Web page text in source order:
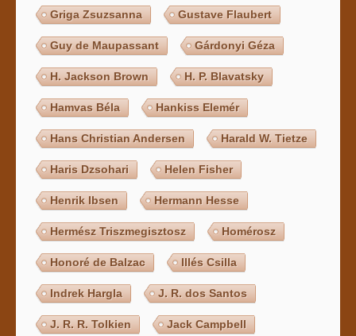
Griga Zsuzsanna Gustave Flaubert
Guy de Maupassant Gárdonyi Géza
H. Jackson Brown H. P. Blavatsky
Hamvas Béla Hankiss Elemér
Hans Christian Andersen Harald W. Tietze
Haris Dzsohari Helen Fisher
Henrik Ibsen Hermann Hesse
Hermész Triszmegisztosz Homérosz
Honoré de Balzac Illés Csilla
Indrek Hargla J. R. dos Santos
J. R. R. Tolkien Jack Campbell